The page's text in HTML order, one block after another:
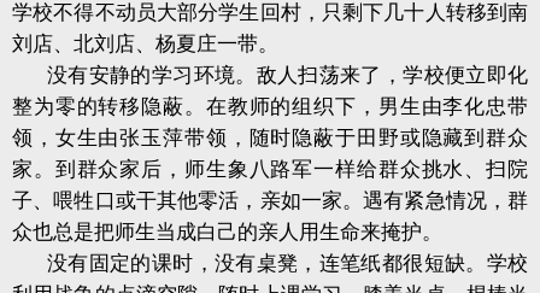
学校不得不动员大部分学生回村，只剩下几十人转移到南
刘店、北刘店、杨夏庄一带。
没有安静的学习环境。敌人扫荡来了，学校便立即化
整为零的转移隐蔽。在教师的组织下，男生由李化忠带
领，女生由张玉萍带领，随时隐蔽于田野或隐藏到群众
家。到群众家后，师生象八路军一样给群众挑水、扫院
子、喂牲口或干其他零活，亲如一家。遇有紧急情况，群
众也总是把师生当成白己的亲人用生命来掩护。
没有固定的课时，没有桌凳，连笔纸都很短缺。学校